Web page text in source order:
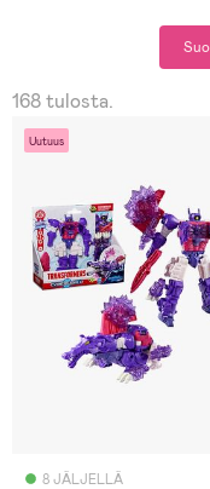
168 tulosta.
Uutuus
8 JÄLJELLÄ